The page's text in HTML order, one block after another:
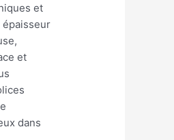
et
épaisseur
et
dans